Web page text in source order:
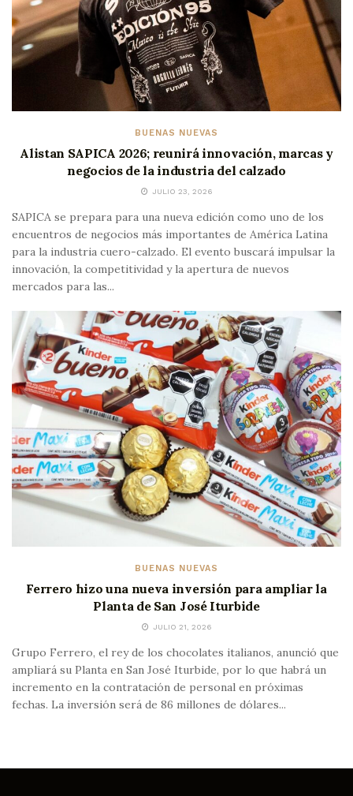
BUENAS NUEVAS
Alistan SAPICA 2026; reunirá innovación, marcas y
negocios de la industria del calzado
JULIO 23, 2026
SAPICA se prepara para una nueva edición como uno de los
encuentros de negocios más importantes de América Latina
para la industria cuero-calzado. El evento buscará impulsar la
innovación, la competitividad y la apertura de nuevos
mercados para las...
BUENAS NUEVAS
Ferrero hizo una nueva inversión para ampliar la
Planta de San José Iturbide
JULIO 21, 2026
Grupo Ferrero, el rey de los chocolates italianos, anunció que
ampliará su Planta en San José Iturbide, por lo que habrá un
incremento en la contratación de personal en próximas
fechas. La inversión será de 86 millones de dólares...